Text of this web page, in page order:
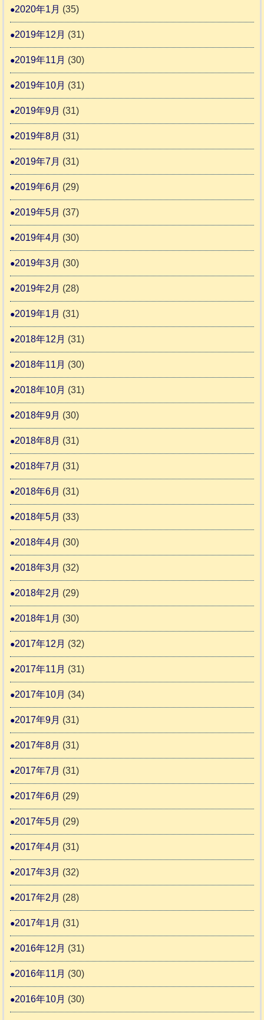
2020年1月 (35)
2019年12月 (31)
2019年11月 (30)
2019年10月 (31)
2019年9月 (31)
2019年8月 (31)
2019年7月 (31)
2019年6月 (29)
2019年5月 (37)
2019年4月 (30)
2019年3月 (30)
2019年2月 (28)
2019年1月 (31)
2018年12月 (31)
2018年11月 (30)
2018年10月 (31)
2018年9月 (30)
2018年8月 (31)
2018年7月 (31)
2018年6月 (31)
2018年5月 (33)
2018年4月 (30)
2018年3月 (32)
2018年2月 (29)
2018年1月 (30)
2017年12月 (32)
2017年11月 (31)
2017年10月 (34)
2017年9月 (31)
2017年8月 (31)
2017年7月 (31)
2017年6月 (29)
2017年5月 (29)
2017年4月 (31)
2017年3月 (32)
2017年2月 (28)
2017年1月 (31)
2016年12月 (31)
2016年11月 (30)
2016年10月 (30)